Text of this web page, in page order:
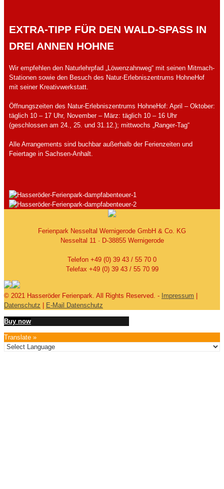
EXTRA-TIPP FÜR DEN WALD-SPASS IN D
REI ANNEN HOHNE
Wir empfehlen den Naturlehrpfad „Löwenzahnweg“ mit seinen Mitmach-
Stationen sowie den Besuch des Natur-Erlebniszentrums HohneHof
mit seiner Kreativwerkstatt.
Öffnungszeiten des Natur-Erlebniszentrums HohneHof: April – Oktober:
täglich 10 – 17 Uhr, November – März: täglich 10 – 16 Uhr
(geschlossen am 24., 25. und 31.12.); mittwochs „Ranger-Tag“
Alle Arrangements sind buchbar außerhalb der Ferienzeiten und
Feiertage in Sachsen-Anhalt.
Ferienpark Nesseltal Wernigerode GmbH & Co. KG
Nesseltal 11 · D-38855 Wernigerode
Telefon +49 (0) 39 43 / 55 70 0
Telefax +49 (0) 39 43 / 55 70 99
© 2021 Hasseröder Ferienpark. All Rights Reserved. - Impressum |
Datenschutz | E-Mail Datenschutz
Buy now
Translate »